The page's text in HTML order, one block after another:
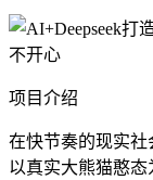
项目介绍
在快节奏的现实社
以真实大熊猫憨